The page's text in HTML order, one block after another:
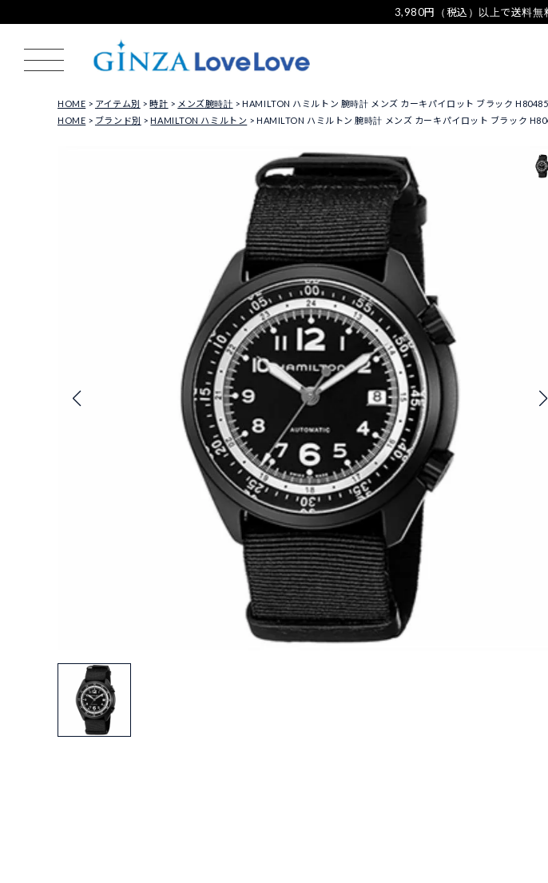
3,980円（税込）以上で送料無
HOME アイテム別 時計 メンズ腕時計
HAMILTON ハミルトン 腕時計 メンズ カーキパイロット ブラック
HOME
ブランド別 HAMILTON ハミルトン HAMILTON ハミルトン 腕時計 メンズ カーキパイロット ブラック